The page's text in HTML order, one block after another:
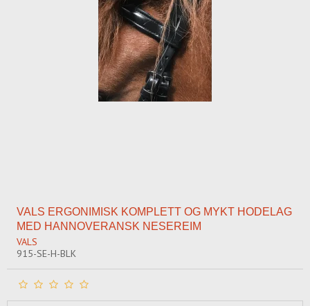
VALS ERGONIMISK KOMPLETT OG MYKT HODELAG
MED HANNOVERANSK NESEREIM
VALS
915-SE-H-BLK